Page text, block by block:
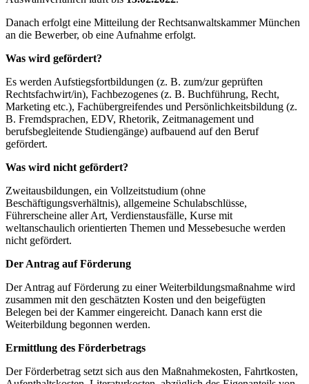
Danach erfolgt eine Mitteilung der Rechtsanwaltskammer München
an die Bewerber, ob eine Aufnahme erfolgt.
Was wird gefördert?
Es werden Aufstiegsfortbildungen (z. B. zum/zur geprüften
Rechtsfachwirt/in), Fachbezogenes (z. B. Buchführung, Recht,
Marketing etc.), Fachübergreifendes und Persönlichkeitsbildung (z.
B. Fremdsprachen, EDV, Rhetorik, Zeitmanagement und
berufsbegleitende Studiengänge) aufbauend auf den Beruf
gefördert.
Was wird nicht gefördert?
Zweitausbildungen, ein Vollzeitstudium (ohne
Beschäftigungsverhältnis), allgemeine Schulabschlüsse,
Führerscheine aller Art, Verdienstausfälle, Kurse mit
weltanschaulich orientierten Themen und Messebesuche werden
nicht gefördert.
Der Antrag auf Förderung
Der Antrag auf Förderung zu einer Weiterbildungsmaßnahme wird
zusammen mit den geschätzten Kosten und den beigefügten
Belegen bei der Kammer eingereicht. Danach kann erst die
Weiterbildung begonnen werden.
Ermittlung des Förderbetrags
Der Förderbetrag setzt sich aus den Maßnahmekosten, Fahrtkosten,